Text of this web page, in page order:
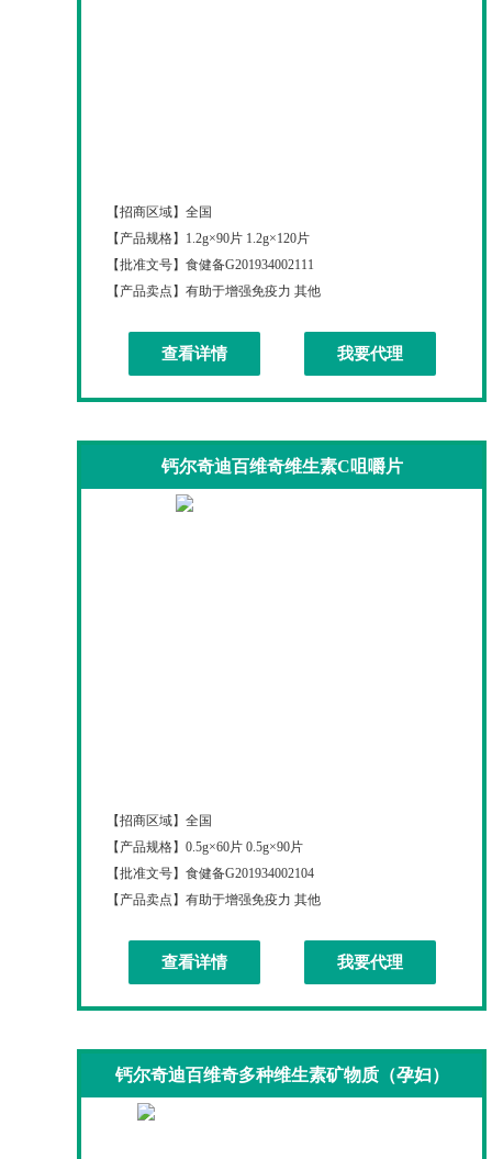
【招商区域】 全国
【产品规格】
1.2g×90片 1.2g×120片
【批准文号】 食健备G201934002111
【产品卖点】 有助于增强免疫力 其他
查看详情 我要代理
钙尔奇迪百维奇维生素C咀嚼片
【招商区域】 全国
【产品规格】 0.5g×60片 0.5g×90片
【批准文号】 食健备G201934002104
【产品卖点】 有助于增强免疫力 其他
查看详情 我要代理
钙尔奇迪百维奇多种维生素矿物质（孕妇）